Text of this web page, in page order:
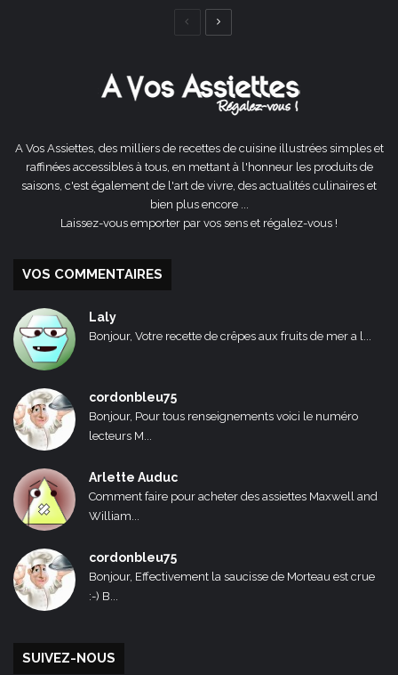
Page
A Vos Assiettes, des milliers de recettes de cuisine illustrées simples et
raffinées accessibles à tous, en mettant à l'honneur les produits de
saisons, c'est également de l'art de vivre, des actualités culinaires et
bien plus encore ...
Laissez-vous emporter par vos sens et régalez-vous !
VOS COMMENTAIRES
Laly
Bonjour, Votre recette de crêpes aux fruits de mer a l...
cordonbleu75
Bonjour, Pour tous renseignements voici le numéro
lecteurs M...
Arlette Auduc
Comment faire pour acheter des assiettes Maxwell and
William...
cordonbleu75
Bonjour, Effectivement la saucisse de Morteau est crue
:-) B...
SUIVEZ-NOUS